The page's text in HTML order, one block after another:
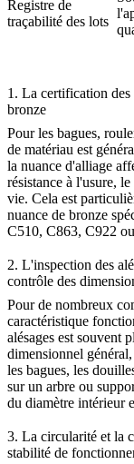
Registre de
traçabilité des lots
1. La certification des
bronze
Pour les bagues,
de matériau est
la nuance d'alliage
résistance à l'usure,
vie. Cela est
nuance de bronze
C510, C863, C922
2. L'inspection des
contrôle des
Pour de nombreux
caractéristique
alésages est souvent
dimensionnel
les bagues, les
sur un arbre ou
du diamètre intérieur
3. La circularité et la
stabilité de